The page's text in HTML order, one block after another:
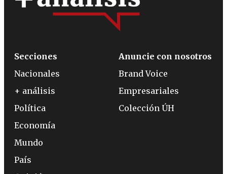
Secciones
Nacionales
+ análisis
Política
Economía
Mundo
País
Anuncie con nosotros
Brand Voice
Empresariales
Colección ÚH